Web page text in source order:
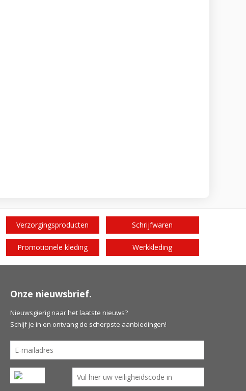
Verzorgingsproducten Schrijfwaren
Promotionele kleding Werkkleding
Onze nieuwsbrief.
Nieuwsgierig naar het laatste nieuws?
Schijf je in en ontvang de scherpste aanbiedingen!